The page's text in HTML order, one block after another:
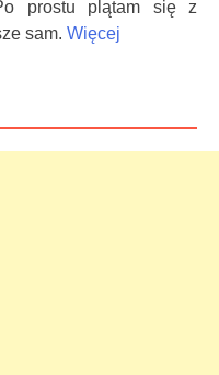
prostu plątam się z
sam. Więcej